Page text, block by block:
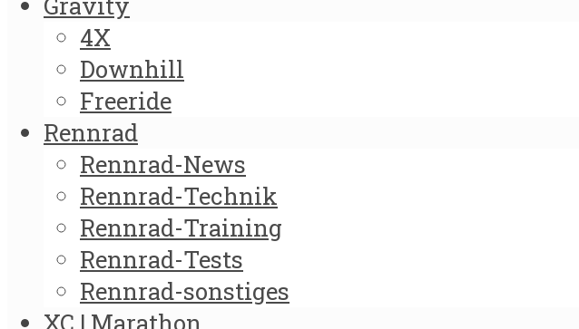
4X
Downhill
Freeride
Rennrad
Rennrad-News
Rennrad-Technik
Rennrad-Training
Rennrad-Tests
Rennrad-sonstiges
XC | Marathon